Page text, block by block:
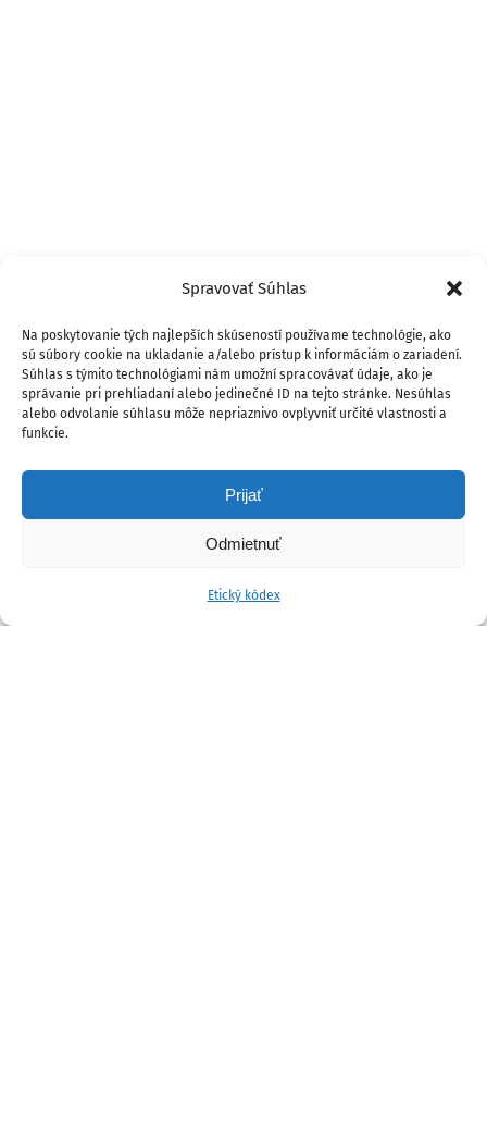
Spravovať Súhlas
Na poskytovanie tých najlepších skúseností používame technológie, ako
sú súbory cookie na ukladanie a/alebo prístup k informáciám o zariadení.
Súhlas s týmito technológiami nám umožní spracovávať údaje, ako je
správanie pri prehliadaní alebo jedinečné ID na tejto stránke. Nesúhlas
alebo odvolanie súhlasu môže nepriaznivo ovplyvniť určité vlastnosti a
funkcie.
Prijať
Odmietnuť
Etický kódex